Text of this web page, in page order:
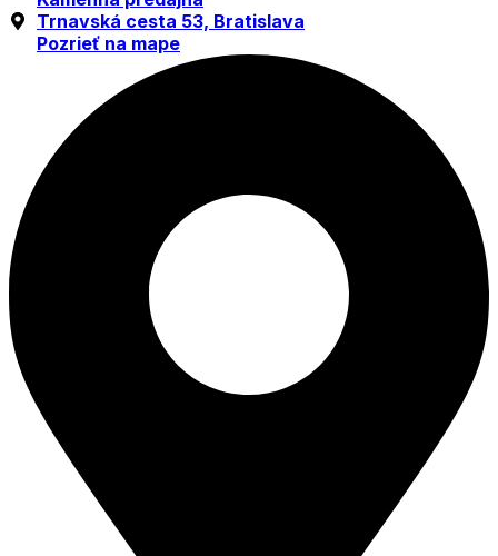
Trnavská cesta 53, Bratislava
Pozrieť na mape